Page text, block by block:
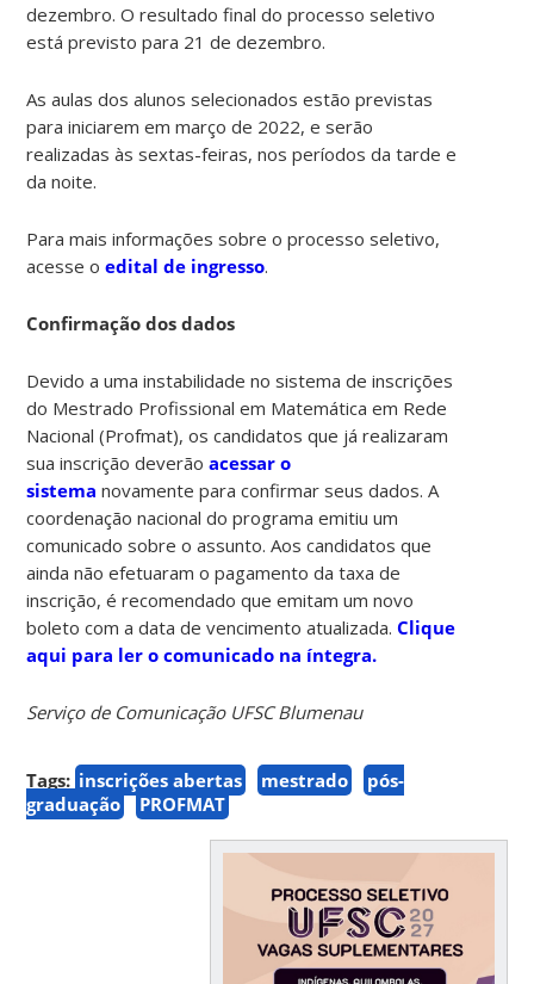
dezembro. O resultado final do processo seletivo
está previsto para 21 de dezembro.
As aulas dos alunos selecionados estão previstas
para iniciarem em março de 2022, e serão
realizadas às sextas-feiras, nos períodos da tarde e
da noite.
Para mais informações sobre o processo seletivo,
acesse oedital de ingresso.
Confirmação dos dados
Devido a uma instabilidade no sistema de inscrições
do Mestrado Profissional em Matemática em Rede
Nacional (Profmat), os candidatos que já realizaram
sua inscrição deverãoacessar o
sistema novamente para confirmar seus dados. A
coordenação nacional do programa emitiu um
comunicado sobre o assunto. Aos candidatos que
ainda não efetuaram o pagamento da taxa de
inscrição, é recomendado que emitam um novo
boleto com a data de vencimento atualizada.Clique
aqui para ler o comunicado na íntegra.
Serviço de Comunicação UFSC Blumenau
Tags: inscrições abertas mestrado
pós-
graduação
PROFMAT